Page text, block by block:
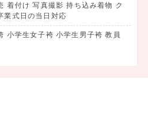
着付け 写真撮影 持ち込み着物 ク
業式日の当日対応
小学生女子袴 小学生男子袴 教員